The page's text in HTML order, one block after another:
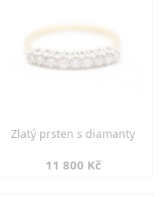
Zlatý prsten s diamanty
11 800 Kč